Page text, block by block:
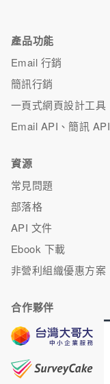
產品功能
Email 行銷
簡訊行銷
一頁式網頁設計工具
Email API、簡訊 API
資源
常見問題
部落格
API 文件
Ebook 下載
非營利組織優惠方案
合作夥伴